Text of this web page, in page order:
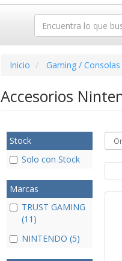
Inicio Gaming / Consolas
Accesorios
Stock
Solo con Stock
Marcas
TRUST GAMING
(11)
NINTENDO (5)